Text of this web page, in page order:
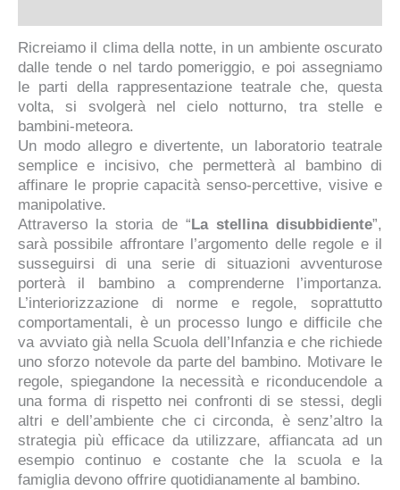
Ricreiamo il clima della notte, in un ambiente oscurato
dalle tende o nel tardo pomeriggio, e poi assegniamo
le parti della rappresentazione teatrale che, questa
volta, si svolgerà nel cielo notturno, tra stelle e
bambini-meteora.
Un modo allegro e divertente, un laboratorio teatrale
semplice e incisivo, che permetterà al bambino di
affinare le proprie capacità senso-percettive, visive e
manipolative.
Attraverso la storia de “La stellina disubbidiente”,
sarà possibile affrontare l’argomento delle regole e il
susseguirsi di una serie di situazioni avventurose
porterà il bambino a comprenderne l’importanza.
L’interiorizzazione di norme e regole, soprattutto
comportamentali, è un processo lungo e difficile che
va avviato già nella Scuola dell’Infanzia e che richiede
uno sforzo notevole da parte del bambino. Motivare le
regole, spiegandone la necessità e riconducendole a
una forma di rispetto nei confronti di se stessi, degli
altri e dell’ambiente che ci circonda, è senz’altro la
strategia più efficace da utilizzare, affiancata ad un
esempio continuo e costante che la scuola e la
famiglia devono offrire quotidianamente al bambino.